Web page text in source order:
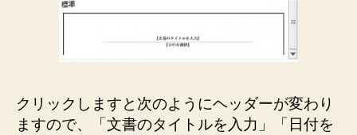
クリックしますと次のようにヘッダーが変わり
ますので、「文書のタイトルを入力」「日付を